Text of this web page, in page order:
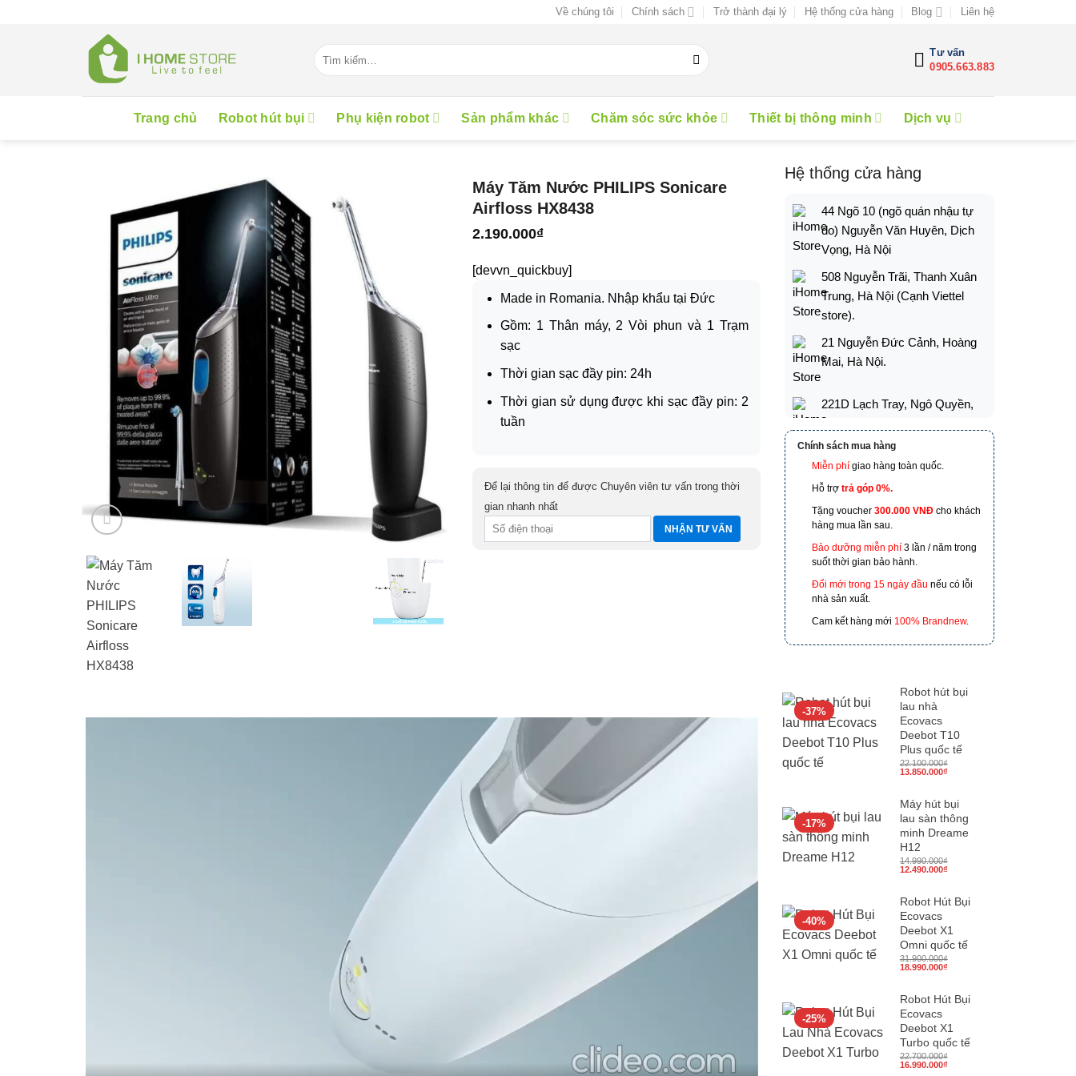
Về chúng tôi Chính sách Trở thành đại lý Hệ thống cửa hàng Blog Liên hệ
kiếm:
Tư vấn
0905.663.883
Trang chủ Robot hút bụi Phụ kiện robot Sản phẩm khác Chăm sóc sức khỏe Thiết bị thông minh Dịch vụ
Máy Tăm Nước PHILIPS Sonicare
Airfloss HX8438
2.190.000₫
[devvn_quickbuy]
Made in Romania. Nhập khẩu tại Đức
Gồm: 1 Thân máy, 2 Vòi phun và 1 Trạm
sạc
Thời gian sạc đầy pin: 24h
Thời gian sử dụng được khi sạc đầy pin: 2
tuần
Để lại thông tin để được Chuyên viên tư vấn trong thời
gian nhanh nhất
Hệ thống cửa hàng
44 Ngõ 10 (ngõ quán nhậu tự
do) Nguyễn Văn Huyên, Dịch
Vọng, Hà Nội
508 Nguyễn Trãi, Thanh Xuân
Trung, Hà Nội (Cạnh Viettel
store).
21 Nguyễn Đức Cảnh, Hoàng
Mai, Hà Nội.
221D Lạch Tray, Ngô Quyền,
173 Nguyễn Thái Bình,
Phường 4, Quận Tân Bình, Hồ
Chí Minh
601 Hoàng Liên, TP Lào Cai
Chính sách mua hàng
Miễn phí giao hàng toàn quốc.
Hỗ trợ trả góp 0%.
Tặng voucher 300.000 VNĐcho khách
hàng mua lần sau.
Bảo dưỡng miễn phí3 lần / năm trong
suốt thời gian bảo hành.
Đổi mới trong 15 ngày đầu nếu có lỗi
nhà sản xuất.
Cam kết hàng mới 100% Brandnew.
-37%
Robot hút bụi
lau nhà
Ecovacs
Deebot T10
Plus quốc tế
22.100.000₫
Giá
13.850.000₫Giá
13.850.000₫.
-17%
Máy hút bụi
lau sàn thông
minh Dreame
H12
14.990.000₫
Giá
12.490.000₫Giá
12.490.000₫.
-40%
Robot Hút Bụi
Ecovacs
Deebot X1
Omni quốc tế
31.900.000₫
Giá
18.990.000₫Giá
18.990.000₫.
-25%
Robot Hút Bụi
Ecovacs
Deebot X1
Turbo quốc tế
22.700.000₫
Giá
16.990.000₫Giá